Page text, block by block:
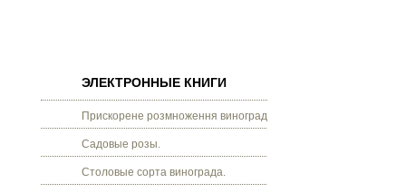
ЭЛЕКТРОННЫЕ КНИГИ
Прискорене розмноження винограду.
Садовые розы.
Столовые сорта винограда.